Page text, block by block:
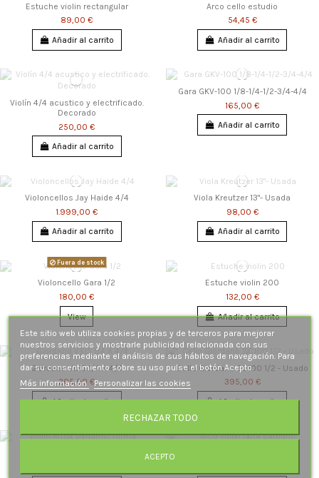
Estuche violin rectangular
89,00 €
Añadir al carrito
Arco cello estudio
54,45 €
Añadir al carrito
Violín 4/4 acustico y electrificado.
Decorado
250,00 €
Añadir al carrito
Gara GKV-100 1/8-1/4-1/2-3/4-4/4
165,00 €
Añadir al carrito
Violoncellos Jay Haide 4/4
1.999,00 €
Añadir al carrito
Viola Kreutzer 13"- Usada
98,00 €
Añadir al carrito
Fuera de stock
Violoncello Gara 1/2
180,00 €
View
Estuche violin 200
132,00 €
Añadir al carrito
Giordano Vs15 1/4 A 4/4
205,00 €
Añadir al carrito
Cello Giordano SC100 1/2 - Usado
395,00 €
Añadir al carrito
Este sitio web utiliza cookies propias y de terceros para mejorar
nuestros servicios y mostrarle publicidad relacionada con sus
preferencias mediante el análisis de sus hábitos de navegación. Para
dar su consentimiento sobre su uso pulse el botón Acepto.
Más información
Personalizar las cookies
RECHAZAR TODO
ACEPTO